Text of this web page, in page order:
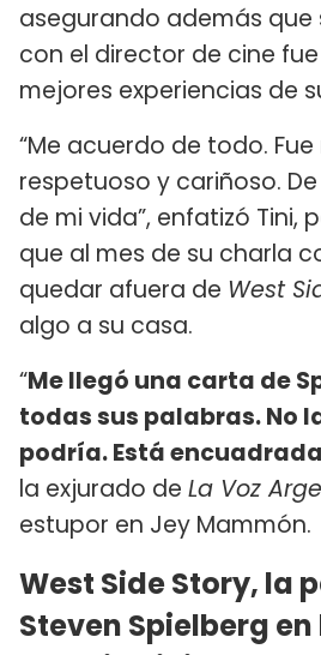
asegurando además que
con el director de cine
mejores experiencias de
“Me acuerdo de todo.
respetuoso y cariñoso.
de mi vida”, enfatizó Tini,
que al mes de su charla
quedar afuera de West
algo a su casa.
“Me llegó una carta de
todas sus palabras. No
podría. Está
la exjurado de La Voz
estupor en Jey Mammón.
West Side Story, la
Steven Spielberg